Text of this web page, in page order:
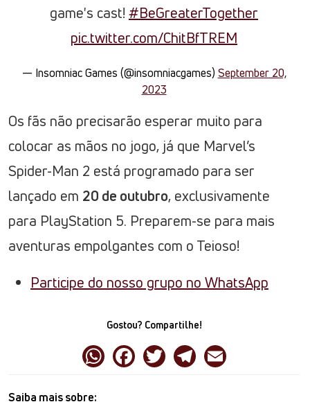
game's cast! #BeGreaterTogether
pic.twitter.com/ChitBfTREM
— Insomniac Games (@insomniacgames) September 20,
2023
Os fãs não precisarão esperar muito para
colocar as mãos no jogo, já que Marvel’s
Spider-Man 2 está programado para ser
lançado em 20 de outubro, exclusivamente
para PlayStation 5. Preparem-se para mais
aventuras empolgantes com o Teioso!
Participe do nosso grupo no WhatsApp
Gostou? Compartilhe!
Saiba mais sobre: